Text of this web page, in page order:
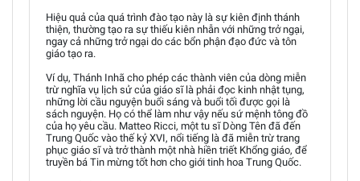
Hiệu quả của quá trình đào tạo này là sự kiên định thánh
thiện, thường tạo ra sự thiếu kiên nhẫn với những trở ngại,
ngay cả những trở ngại do các bổn phận đạo đức và tôn
giáo tạo ra.
Ví dụ, Thánh Inhã cho phép các thành viên của dòng miễn
trừ nghĩa vụ lịch sử của giáo sĩ là phải đọc kinh nhật tụng,
những lời cầu nguyện buổi sáng và buổi tối được gọi là
sách nguyện. Họ có thể làm như vậy nếu sứ mệnh tông đồ
của họ yêu cầu. Matteo Ricci, một tu sĩ Dòng Tên đã đến
Trung Quốc vào thế kỷ XVI, nổi tiếng là đã miễn trừ trang
phục giáo sĩ và trở thành một nhà hiền triết Khổng giáo, để
truyền bá Tin mừng tốt hơn cho giới tinh hoa Trung Quốc.